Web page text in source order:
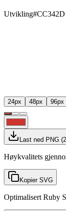
Utvikling#CC342D
24px 48px 96px
Last ned PNG (
Høykvalitets
Kopier SVG
Optimalisert Ruby